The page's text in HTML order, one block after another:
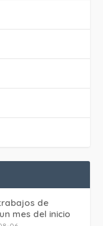
de
mes del inicio